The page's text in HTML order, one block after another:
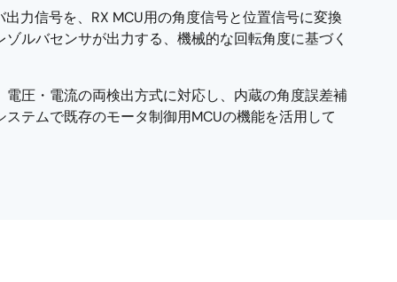
力信号を、RX MCU用の角度信号と位置信号に変換
ルバセンサが出力する、機械的な回転角度に基づく
圧・電流の両検出方式に対応し、内蔵の角度誤差補
テムで既存のモータ制御用MCUの機能を活用して